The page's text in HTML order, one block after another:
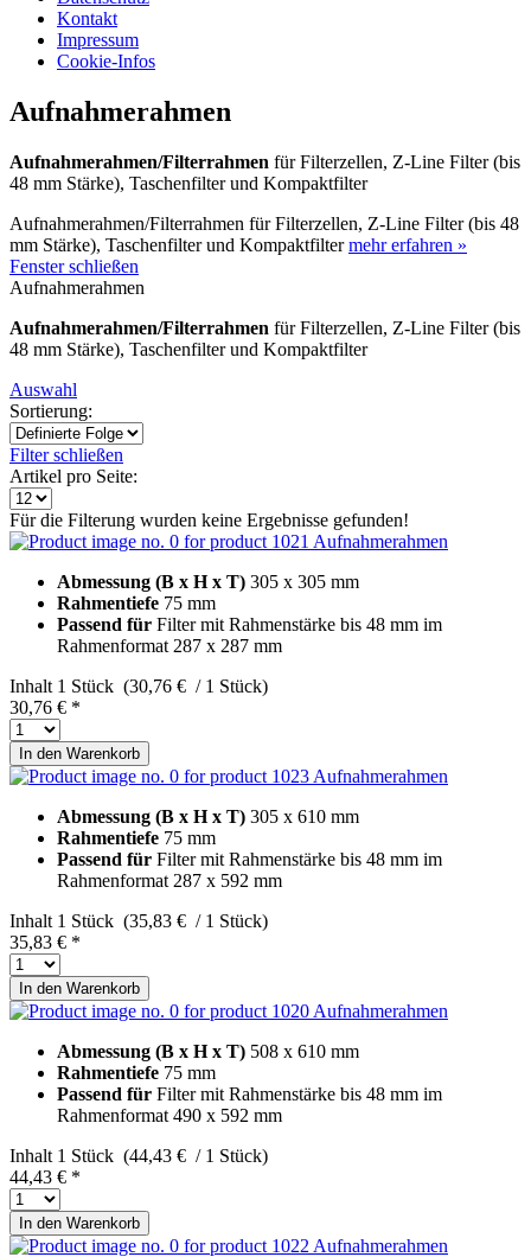
Kontakt
Impressum
Cookie-Infos
Aufnahmerahmen
Aufnahmerahmen/Filterrahmen für Filterzellen, Z-Line Filter (bis
48 mm Stärke), Taschenfilter und Kompaktfilter
Aufnahmerahmen/Filterrahmen für Filterzellen, Z-Line Filter (bis 48
mm Stärke), Taschenfilter und Kompaktfiltermehr erfahren »
Fenster schließen
Aufnahmerahmen
Aufnahmerahmen/Filterrahmen für Filterzellen, Z-Line Filter (bis
48 mm Stärke), Taschenfilter und Kompaktfilter
Auswahl
Sortierung:
Filter schließen
Artikel pro Seite:
Für die Filterung wurden keine Ergebnisse gefunden!
Aufnahmerahmen
Abmessung (B x H x T) 305 x 305 mm
Rahmentiefe 75 mm
Passend für Filter mit Rahmenstärke bis 48 mm im
Rahmenformat 287 x 287 mm
Inhalt 1 Stück (30,76 € / 1 Stück)
30,76 € *
In den Warenkorb
Aufnahmerahmen
Abmessung (B x H x T) 305 x 610 mm
Rahmentiefe 75 mm
Passend für Filter mit Rahmenstärke bis 48 mm im
Rahmenformat 287 x 592 mm
Inhalt 1 Stück (35,83 € / 1 Stück)
35,83 € *
In den Warenkorb
Aufnahmerahmen
Abmessung (B x H x T) 508 x 610 mm
Rahmentiefe 75 mm
Passend für Filter mit Rahmenstärke bis 48 mm im
Rahmenformat 490 x 592 mm
Inhalt 1 Stück (44,43 € / 1 Stück)
44,43 € *
In den Warenkorb
Aufnahmerahmen